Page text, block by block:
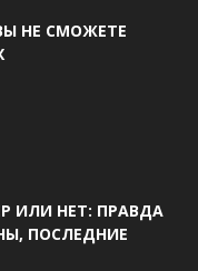
НЕ СМОЖЕТЕ
ИЛИ НЕТ: ПРАВДА
ПОСЛЕДНИЕ